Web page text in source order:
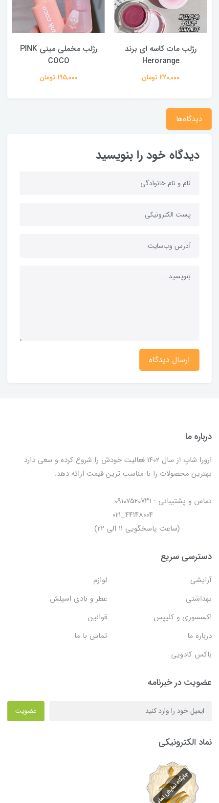
رژلب مات کاسه ای برند
Herorange
220,000 تومان
رژلب مخملی مینی PINK
COCO
195,000 تومان
دیدگاه‌ها
دیدگاه خود را بنویسید
ارسال دیدگاه
درباره ما
ارورا شاپ از سال ۱۴۰۲ فعالیت خودش را شروع کرده و سعی دارد
بهترین محصولات را با مناسب ترین قیمت ارائه دهد.
تماس و پشتیبانی : ۰۹۱۰۷۵۲۰۷۳۱
(ساعت پاسخگویی ۱۱ الی ۲۲)
دسترسی سریع
آرایشی
لوازم
بهداشتی
عطر و بادی اسپلش
اکسسوری و کلیپس
قوانین
درباره ما
تماس با ما
باکس کادویی
عضویت در خبرنامه
عضویت
نماد الکترونیکی